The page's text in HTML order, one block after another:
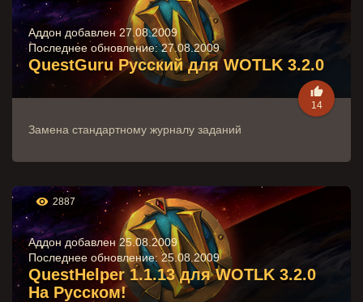
Аддон добавлен 27.08.2009
Последнее обновление:27.08.2009
QuestGuru Русский для WOTLK 3.2.0

14
Замена стандартному журналу заданий
 2887
Аддон добавлен 25.08.2009
Последнее обновление:25.08.2009
QuestHelper 1.1.13 для WOTLK 3.2.0
На Русском!